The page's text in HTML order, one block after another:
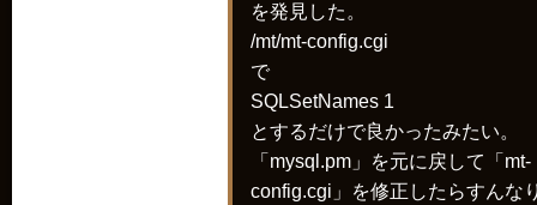
を発見した。
/mt/mt-config.cgi
で
SQLSetNames 1
とするだけで良かったみたい。
「mysql.pm」を元に戻して「mt-
config.cgi」を修正したらすんな